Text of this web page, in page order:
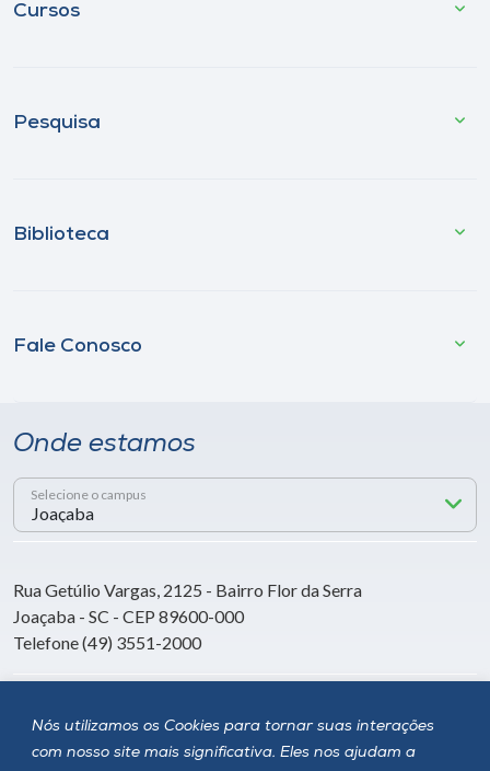
Nós utilizamos os Cookies para tornar suas interações
com nosso site mais significativa. Eles nos ajudam a
Cursos
Pesquisa
Biblioteca
Fale Conosco
Onde estamos
Selecione o campus
Rua Getúlio Vargas, 2125 - Bairro Flor da Serra
Joaçaba - SC - CEP 89600-000
Telefone (49) 3551-2000
Siga a Unoesc